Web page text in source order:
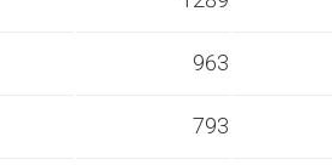
963
793